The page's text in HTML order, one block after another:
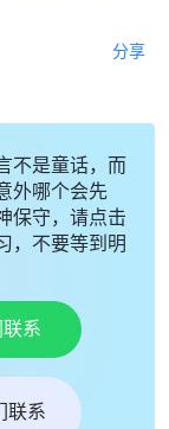
分享
不是童话，而
外哪个会先
保守，请点击
，不要等到明
系
联系